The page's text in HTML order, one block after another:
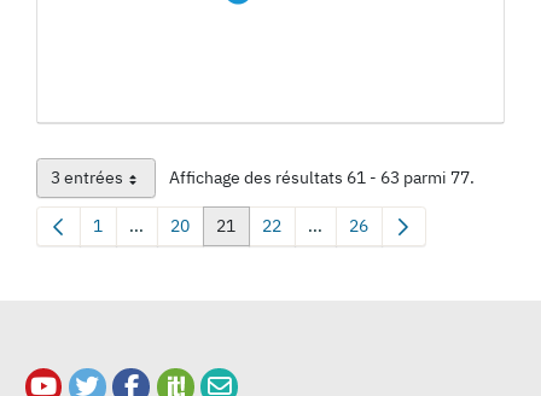
3 entréesPar page Affichage des résultats 61 - 63 parmi 77.
Page
1 ...Pages intermédiaires Utilisez TAB pour naviguer.
Page
20 Page
21 Page
22 ...Pages intermédiaires Utilisez
Page
26